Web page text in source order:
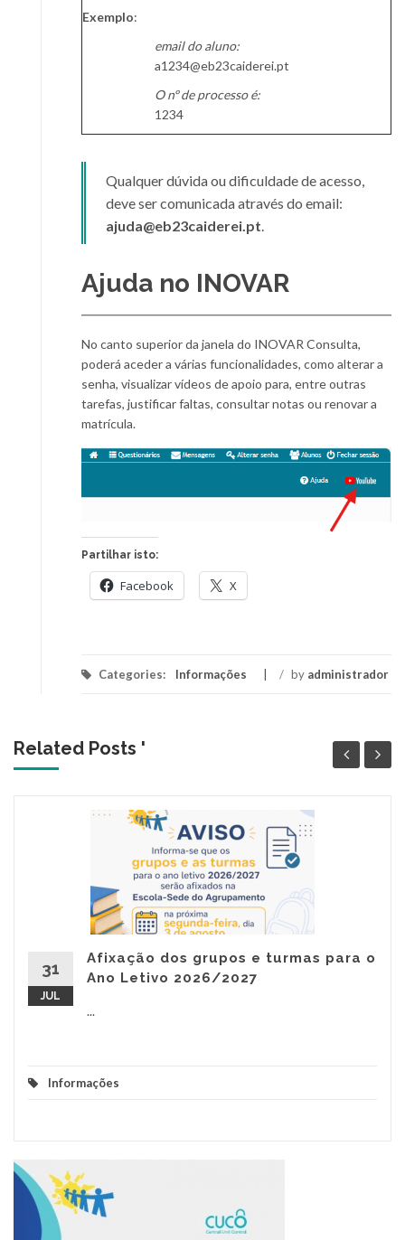
Exemplo:
email do aluno:
a1234@eb23caiderei.pt
O nº de processo é:
1234
Qualquer dúvida ou dificuldade de acesso,
deve ser comunicada através do email:
ajuda@eb23caiderei.pt.
Ajuda no INOVAR
No canto superior da janela do INOVAR Consulta,
poderá aceder a várias funcionalidades, como alterar a
senha, visualizar vídeos de apoio para, entre outras
tarefas, justificar faltas, consultar notas ou renovar a
matrícula.
Partilhar isto:
Facebook X
Categories: Informações / by administrador
Related Posts '
31
JUL
Afixação dos grupos e turmas para o
Ano Letivo 2026/2027
...
Informações